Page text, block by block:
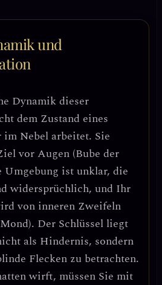
und
Dynamik dieser
dem Zustand eines
Nebel arbeitet. Sie
vor Augen (Bube der
Umgebung ist unklar, die
widersprüchlich, und Ihr
von inneren Zweifeln
Der Schlüssel liegt
als Hindernis, sondern
Flecken zu betrachten.
wirft, müssen Sie mit